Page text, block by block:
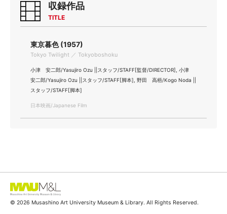
収録作品
TITLE
東京暮色 (1957)
Tokyo Twilight ／ Tokyoboshoku
小津 安二郎/Yasujiro Ozu ||スタッフ/STAFF[監督/DIRECTOR], 小津
安二郎/Yasujiro Ozu ||スタッフ/STAFF[脚本], 野田 高梧/Kogo Noda ||
スタッフ/STAFF[脚本]
日本映画/Japanese Film
© 2026 Musashino Art University Museum & Library. All Rights Reserved.